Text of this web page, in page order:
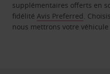
supplémentaires offerts en
fidélitéAvis Preferred.
nous mettrons votre